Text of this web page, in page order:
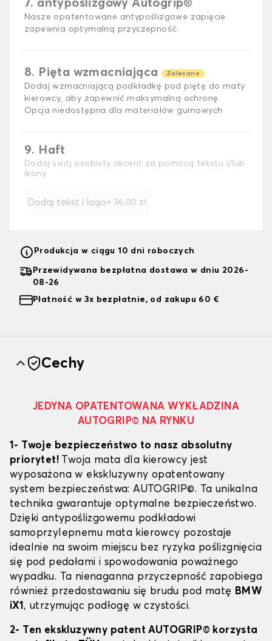
7. antypoślizgowy Autogrip®
Nasze opatentowane antypoślizgowe zapięcie
zapewnia optymalną przyczepność.
8. Pięta wzmacniająca Zalecane
Dodaj wzmacniającą podkładkę pod piętę do maty
kierowcy, aby zapewnić maksymalną ochronę.
Opcja niedostępna dla materiałów gumowych
9. Haft
Dodaj swój osobisty akcent za pomocą tekstu i/lub
ikony
Dodaj tekst i logo+ 36,00 zł
Produkcja w ciągu 10 dni roboczych
Przewidywana bezpłatna dostawa w dniu 2026-
08-26
Płatność w 3x bezpłatnie, od zakupu 60 €
Cechy
JEDYNA OPATENTOWANA WYKŁADZINA
AUTOGRIP© NA RYNKU
1- Twoje bezpieczeństwo to nasz absolutny
priorytet! Twoja mata dla kierowcy jest
wyposażona w ekskluzywny opatentowany
system bezpieczeństwa: AUTOGRIP©. Ta unikalna
technika gwarantuje optymalne bezpieczeństwo.
Dzięki antypoślizgowemu podkładowi
samoprzylepnemu mata kierowcy pozostaje
idealnie na swoim miejscu bez ryzyka poślizgnięcia
się pod pedałami i spowodowania poważnego
wypadku. Ta nienaganna przyczepność zapobiega
również przedostawaniu się brudu pod matę BMW
iX1, utrzymując podłogę w czystości.
2- Ten ekskluzywny patent AUTOGRIP© korzysta